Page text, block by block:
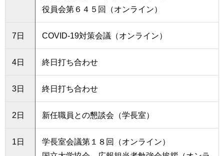
役員会第６４５回（オンライン）
7日 COVID-19対策会議（オンライン）
4日 終日打ち合わせ
3日 終日打ち合わせ
2日 新任職員との懇談会（学長室）
1日
学長室会議第１８回（オンライン）